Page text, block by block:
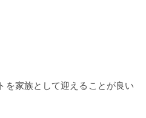
を家族として迎えることが良い